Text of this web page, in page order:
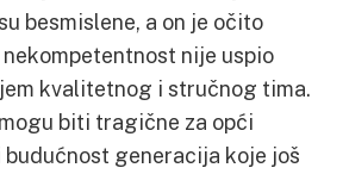
besmislene, a on je očito
nije uspio
kvalitetnog i stručnog tima.
biti tragične za opći
generacija koje još